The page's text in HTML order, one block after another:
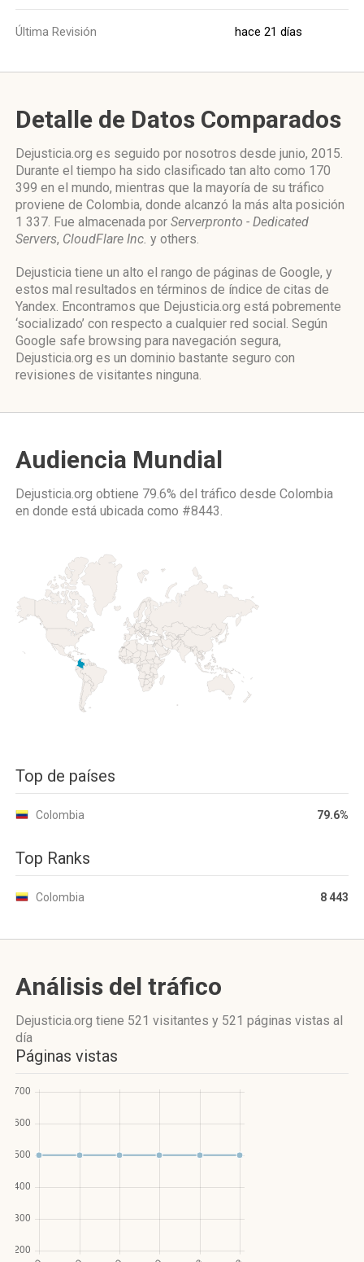
Última Revisión hace 21 días
Detalle de Datos Comparados
Dejusticia.org es seguido por nosotros desde junio, 2015.
Durante el tiempo ha sido clasificado tan alto como 170
399 en el mundo, mientras que la mayoría de su tráfico
proviene de Colombia, donde alcanzó la más alta posición
1 337. Fue almacenada por Serverpronto - Dedicated
Servers, CloudFlare Inc. y others.
Dejusticia tiene un alto el rango de páginas de Google, y
estos mal resultados en términos de índice de citas de
Yandex. Encontramos que Dejusticia.org está pobremente
‘socializado’ con respecto a cualquier red social. Según
Google safe browsing para navegación segura,
Dejusticia.org es un dominio bastante seguro con
revisiones de visitantes ninguna.
Audiencia Mundial
Dejusticia.org obtiene 79.6% del tráfico desde Colombia
en donde está ubicada como #8443.
Top de países
Colombia 79.6%
Top Ranks
Colombia 8 443
Análisis del tráfico
Dejusticia.org tiene 521 visitantes y 521 páginas vistas al
día
Páginas vistas